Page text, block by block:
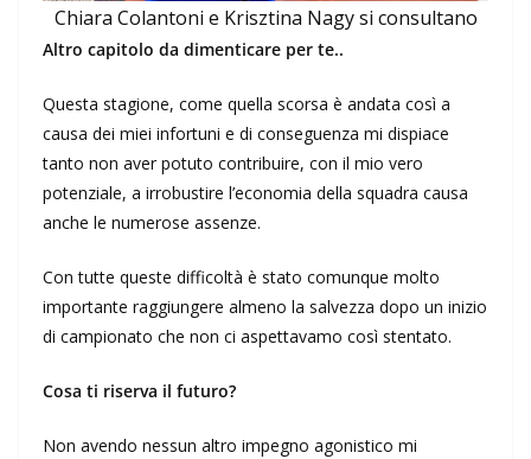
Chiara Colantoni e Krisztina Nagy si consultano
Altro capitolo da dimenticare per te..
Questa stagione, come quella scorsa è andata così a
causa dei miei infortuni e di conseguenza mi dispiace
tanto non aver potuto contribuire, con il mio vero
potenziale, a irrobustire l’economia della squadra causa
anche le numerose assenze.
Con tutte queste difficoltà è stato comunque molto
importante raggiungere almeno la salvezza dopo un inizio
di campionato che non ci aspettavamo così stentato.
Cosa ti riserva il futuro?
Non avendo nessun altro impegno agonistico mi